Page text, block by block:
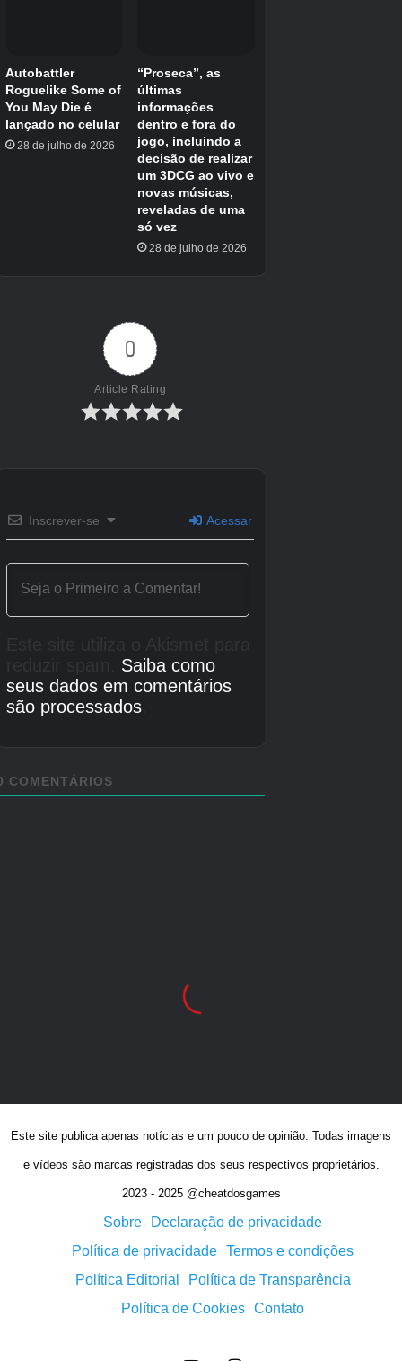
Este site publica apenas notícias e um pouco de opinião. Todas imagens
e vídeos são marcas registradas dos seus respectivos proprietários.
2023 - 2025 @cheatdosgames
Sobre
Declaração de privacidade
Política de privacidade Termos e condições
Política Editorial
Política de Transparência
Política de Cookies Contato